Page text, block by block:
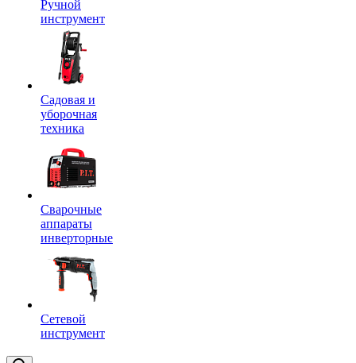
Ручной
инструмент
Садовая и
уборочная
техника
Сварочные
аппараты
инверторные
Сетевой
инструмент